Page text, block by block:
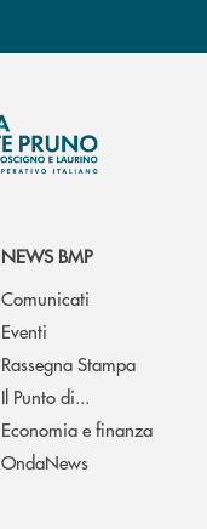
NEWS BMP
Comunicati
Eventi
Rassegna Stampa
Il Punto di...
Economia e finanza
OndaNews